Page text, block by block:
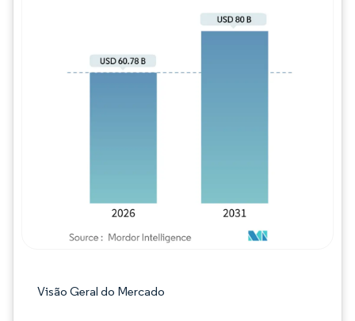
Visão Geral do Mercado